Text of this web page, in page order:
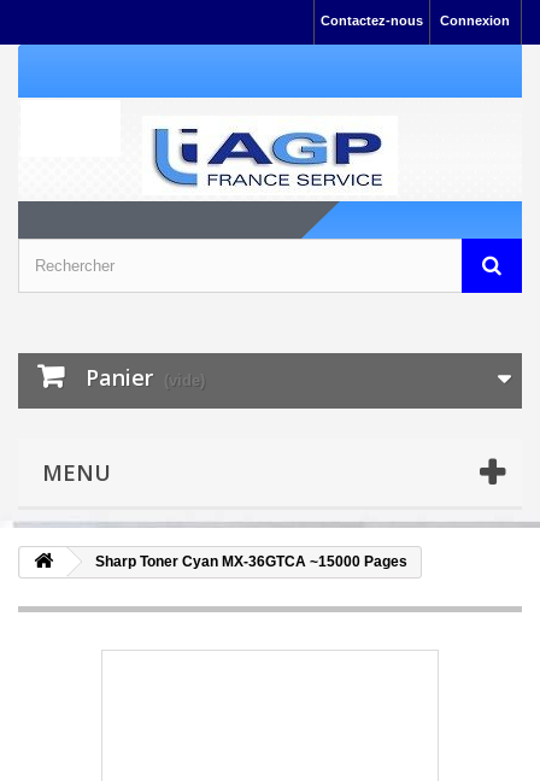
Connexion
Contactez-nous
Panier (vide)
MENU
Sharp Toner Cyan MX-36GTCA ~15000 Pages